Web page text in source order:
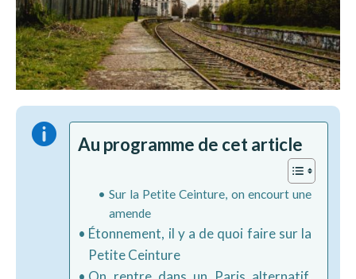
 Au programme de cet article
Sur la Petite Ceinture, on encourt une
amende
Étonnement, il y a de quoi faire sur la
Petite Ceinture